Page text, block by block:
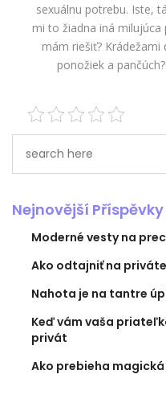
sexuálnu potrebu. Iste,
mi to žiadna iná
mám riešiť?
ponožiek a
Nejnovější Příspěvky
Moderné vesty na
Ako odtajniť na
Nahota je na tantre
Keď vám vaša
privát
Ako prebieha